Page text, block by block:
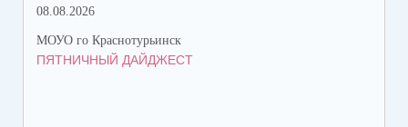
08.08.2026
МОУО го Краснотурьинск
ПЯТНИЧНЫЙ ДАЙДЖЕСТ